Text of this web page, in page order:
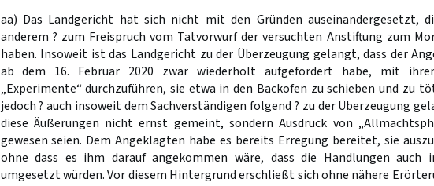
aa) Das Landgericht hat sich nicht mit den Gründen auseinandergesetzt,
anderem ? zum Freispruch vom Tatvorwurf der versuchten Anstiftung zum
haben. Insoweit ist das Landgericht zu der Überzeugung gelangt, dass der
ab dem 16. Februar 2020 zwar wiederholt aufgefordert habe, mit
„Experimente“ durchzuführen, sie etwa in den Backofen zu schieben und zu
jedoch ? auch insoweit dem Sachverständigen folgend ? zu der Überzeugung
diese Äußerungen nicht ernst gemeint, sondern Ausdruck von
gewesen seien. Dem Angeklagten habe es bereits Erregung bereitet, sie
ohne dass es ihm darauf angekommen wäre, dass die Handlungen auch
umgesetzt würden. Vor diesem Hintergrund erschließt sich ohne nähere